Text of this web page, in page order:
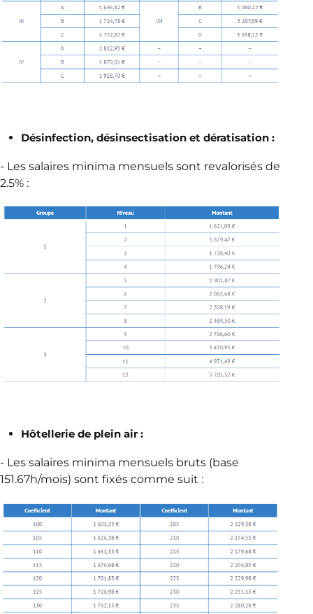
Désinfection, désinsectisation et dératisation :
- Les salaires minima mensuels sont revalorisés de
2.5% :
Hôtellerie de plein air :
- Les salaires minima mensuels bruts (base
151.67h/mois) sont fixés comme suit :